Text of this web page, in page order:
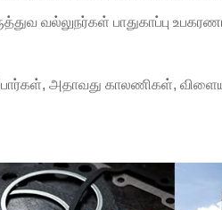
வல்லுநர்கள் பாதுகாப்பு
அதாவது காலணிகள்,